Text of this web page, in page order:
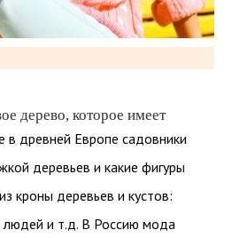
дерево, которое имеет
древней Европе садовники
деревьев и какие фигуры
кроны деревьев и кустов:
людей и т.д. В Россию мода